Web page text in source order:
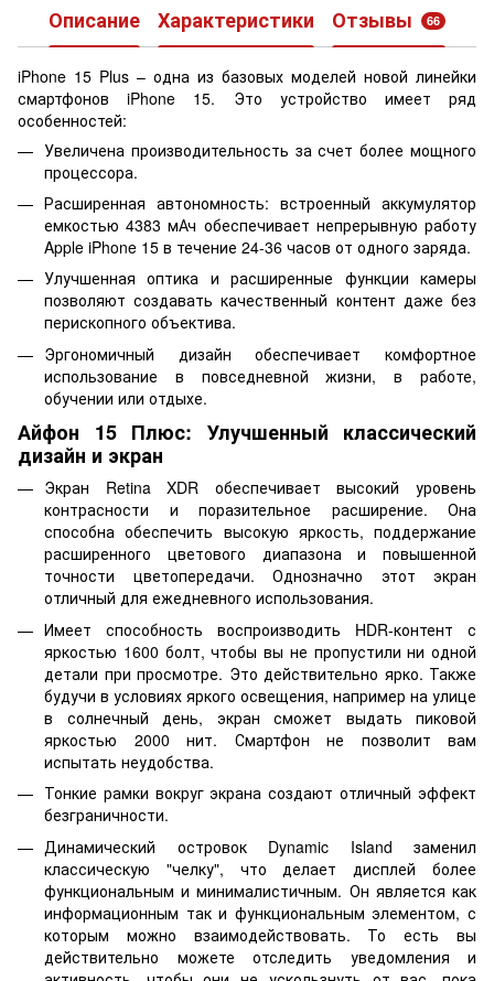
Описание Характеристики Отзывы 66
iPhone 15 Plus – одна из базовых моделей новой линейки
смартфонов iPhone 15. Это устройство имеет ряд
особенностей:
Увеличена производительность за счет более мощного
процессора.
Расширенная автономность: встроенный аккумулятор
емкостью 4383 мАч обеспечивает непрерывную работу
Apple iPhone 15 в течение 24-36 часов от одного заряда.
Улучшенная оптика и расширенные функции камеры
позволяют создавать качественный контент даже без
перископного объектива.
Эргономичный дизайн обеспечивает комфортное
использование в повседневной жизни, в работе,
обучении или отдыхе.
Айфон 15 Плюс: Улучшенный классический
дизайн и экран
Экран Retina XDR обеспечивает высокий уровень
контрасности и поразительное расширение. Она
способна обеспечить высокую яркость, поддержание
расширенного цветового диапазона и повышенной
точности цветопередачи. Однозначно этот экран
отличный для ежедневного использования.
Имеет способность воспроизводить HDR-контент с
яркостью 1600 болт, чтобы вы не пропустили ни одной
детали при просмотре. Это действительно ярко. Также
будучи в условиях яркого освещения, например на улице
в солнечный день, экран сможет выдать пиковой
яркостью 2000 нит. Смартфон не позволит вам
испытать неудобства.
Тонкие рамки вокруг экрана создают отличный эффект
безграничности.
Динамический островок Dynamic Island заменил
классическую "челку", что делает дисплей более
функциональным и минималистичным. Он является как
информационным так и функциональным элементом, с
которым можно взаимодействовать. То есть вы
действительно можете отследить уведомления и